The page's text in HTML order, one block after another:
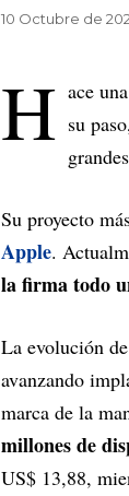
10 Octubre de
H ace
su
Su proyecto
Apple.
la firma todo
La evolución de
avanzando
marca de la
millones de
US$ 13,88,